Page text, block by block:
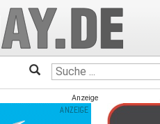
Anzeige